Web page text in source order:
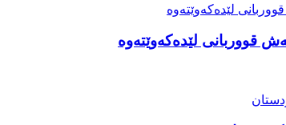
قووربانی لێدەکەوێتەوە